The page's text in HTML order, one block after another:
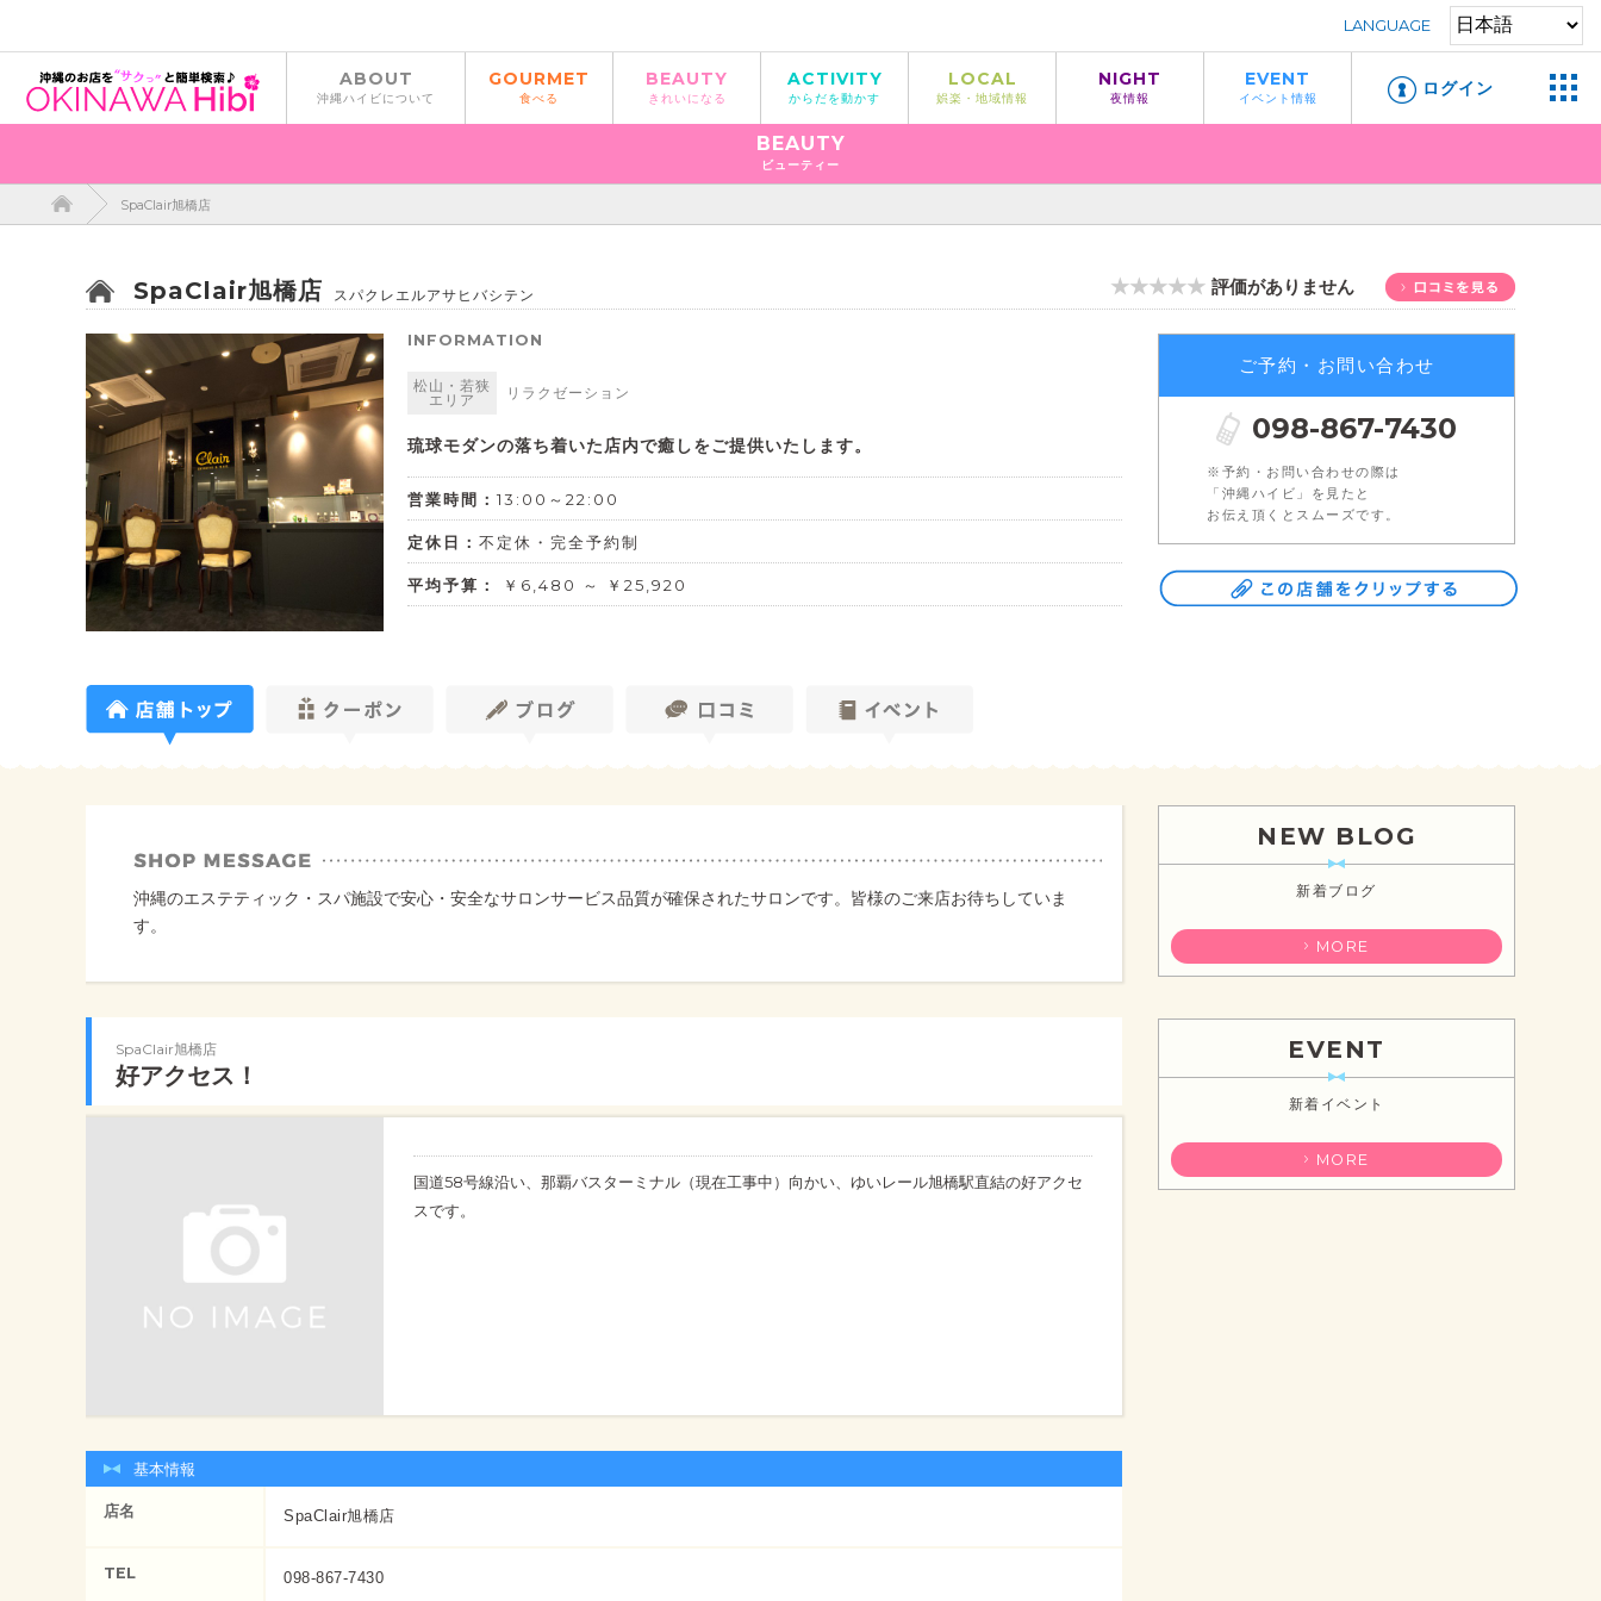
LANGUAGE
ABOUT
沖縄ハイビについて
GOURMET
食べる
BEAUTY
きれいになる
ACTIVITY
からだを動かす
LOCAL
娯楽・地域情報
NIGHT
夜情報
EVENT
イベント情報 ログイン
BEAUTY
ビューティー
SpaClair旭橋店
SpaClair旭橋店 スパクレエルアサヒバシテン ★★★★★ 評価がありません
INFORMATION
松山・若狭
エリア
リラクゼーション
琉球モダンの落ち着いた店内で癒しをご提供いたします。
営業時間： 13:00～22:00
定休日： 不定休・完全予約制
平均予算： ￥6,480 ～ ￥25,920
ご予約・お問い合わせ
098-867-7430
※予約・お問い合わせの際は
「沖縄ハイビ」を見たと
お伝え頂くとスムーズです。
沖縄のエステティック・スパ施設で安心・安全なサロンサービス品質が確保されたサロンです。皆様のご来店お待ちしていま
す。
SpaClair旭橋店
好アクセス！
国道58号線沿い、那覇バスターミナル（現在工事中）向かい、ゆいレール旭橋駅直結の好アクセ
スです。
基本情報
店名 SpaClair旭橋店
TEL 098-867-7430
NEW BLOG
新着ブログ
MORE
EVENT
新着イベント
MORE